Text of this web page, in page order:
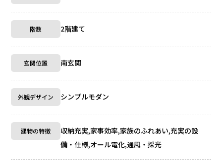
階数 2階建て
玄関位置 南玄関
外観デザイン シンプルモダン
建物の特徴
収納充実,家事効率,家族のふれあい,充実の設
備・仕様,オール電化,通風・採光